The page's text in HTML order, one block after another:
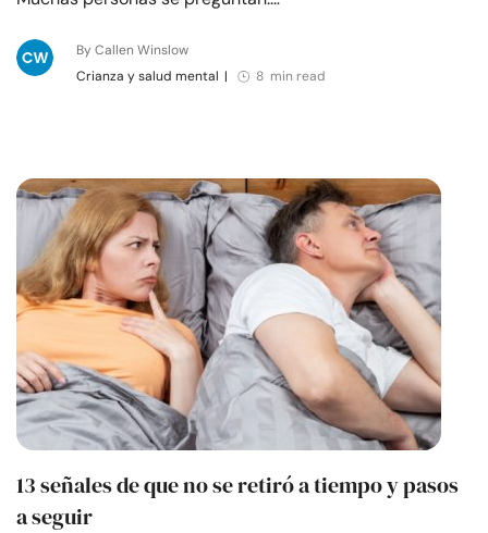
By Callen Winslow
Crianza y salud mental | 8 min read
13 señales de que no se retiró a tiempo y pasos
a seguir